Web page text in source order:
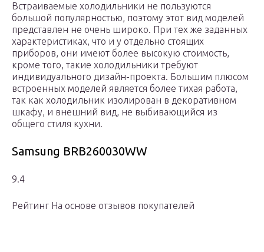
Встраиваемые холодильники не пользуются
большой популярностью, поэтому этот вид моделей
представлен не очень широко. При тех же заданных
характеристиках, что и у отдельно стоящих
приборов, они имеют более высокую стоимость,
кроме того, такие холодильники требуют
индивидуального дизайн-проекта. Большим плюсом
встроенных моделей является более тихая работа,
так как холодильник изолирован в декоративном
шкафу, и внешний вид, не выбивающийся из
общего стиля кухни.
Samsung BRB260030WW
9.4
Рейтинг На основе отзывов покупателей